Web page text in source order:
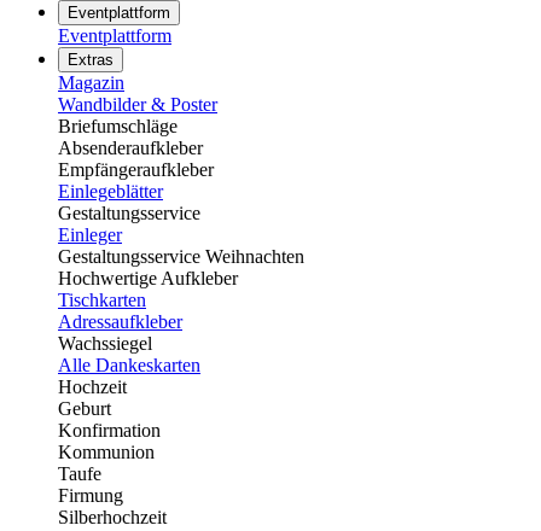
Eventplattform
Eventplattform
Extras
Magazin
Wandbilder & Poster
Briefumschläge
Absenderaufkleber
Empfängeraufkleber
Einlegeblätter
Gestaltungsservice
Einleger
Gestaltungsservice Weihnachten
Hochwertige Aufkleber
Tischkarten
Adressaufkleber
Wachssiegel
Alle Dankeskarten
Hochzeit
Geburt
Konfirmation
Kommunion
Taufe
Firmung
Silberhochzeit